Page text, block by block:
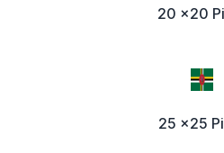
20 x20
25 x25